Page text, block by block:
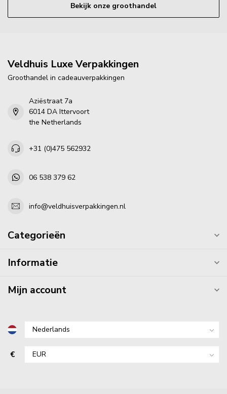
Bekijk onze groothandel
Veldhuis Luxe Verpakkingen
Groothandel in cadeauverpakkingen
Aziëstraat 7a
6014 DA Ittervoort
the Netherlands
+31 (0)475 562932
06 538 379 62
info@veldhuisverpakkingen.nl
Categorieën
Informatie
Mijn account
€